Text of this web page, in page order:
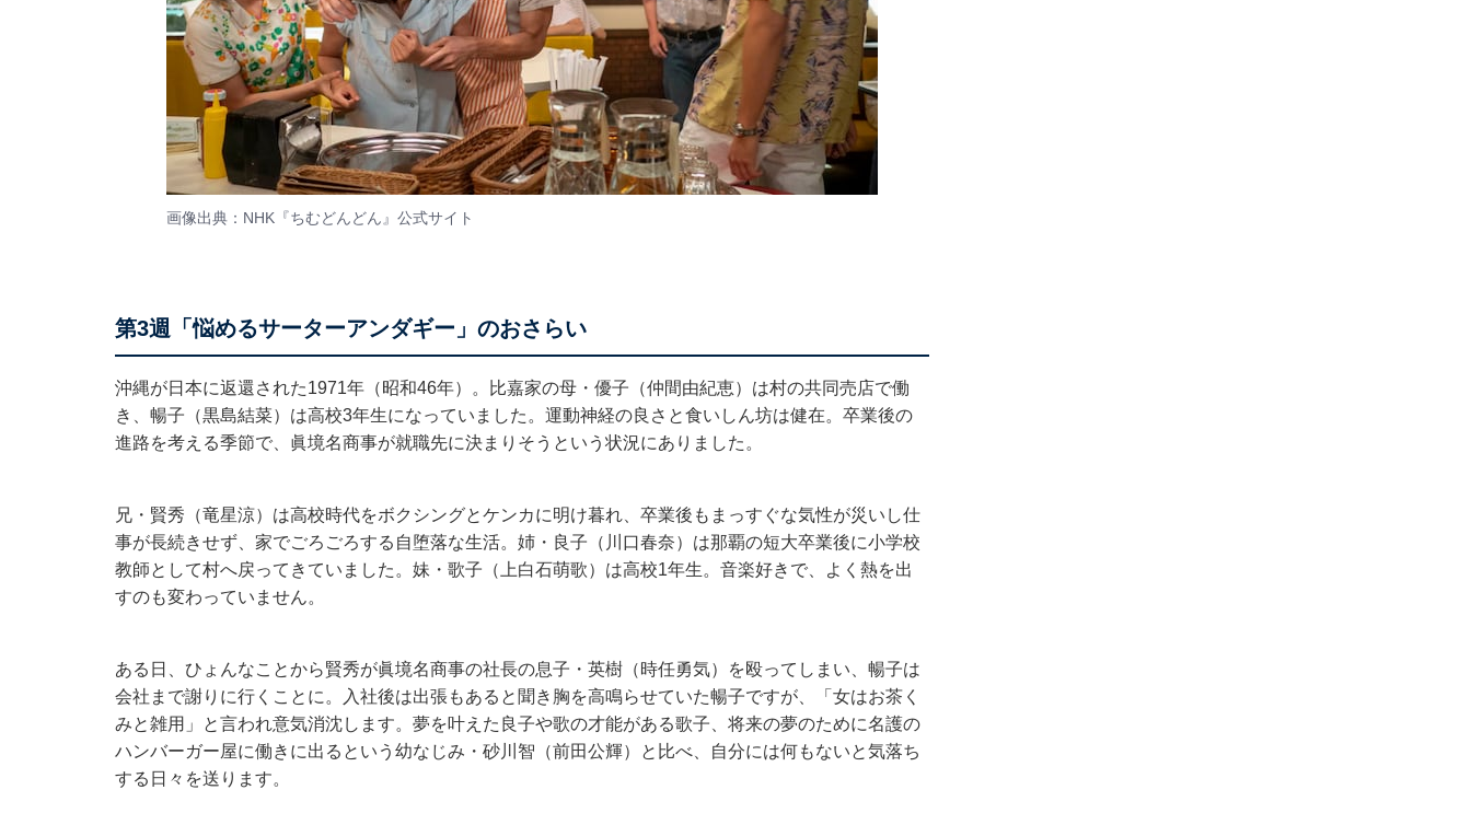
画像出典：NHK『ちむどんどん』 公式サイト
第3週「悩めるサーターアンダギー」のおさらい
沖縄が日本に返還された1971年（昭和46年）。比嘉家の母・優子（仲間由紀恵）は村の共同売店で働
き、暢子（黒島結菜）は高校3年生になっていました。運動神経の良さと食いしん坊は健在。卒業後の
進路を考える季節で、眞境名商事が就職先に決まりそうという状況にありました。
兄・賢秀（竜星涼）は高校時代をボクシングとケンカに明け暮れ、卒業後もまっすぐな気性が災いし仕
事が長続きせず、家でごろごろする自堕落な生活。姉・良子（川口春奈）は那覇の短大卒業後に小学校
教師として村へ戻ってきていました。妹・歌子（上白石萌歌）は高校1年生。音楽好きで、よく熱を出
すのも変わっていません。
ある日、ひょんなことから賢秀が眞境名商事の社長の息子・英樹（時任勇気）を殴ってしまい、暢子は
会社まで謝りに行くことに。入社後は出張もあると聞き胸を高鳴らせていた暢子ですが、「女はお茶く
みと雑用」と言われ意気消沈します。夢を叶えた良子や歌の才能がある歌子、将来の夢のために名護の
ハンバーガー屋に働きに出るという幼なじみ・砂川智（前田公輝）と比べ、自分には何もないと気落ち
する日々を送ります。